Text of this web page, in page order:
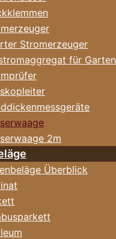
Stromerzeuger
für Garten
2m
Überblick